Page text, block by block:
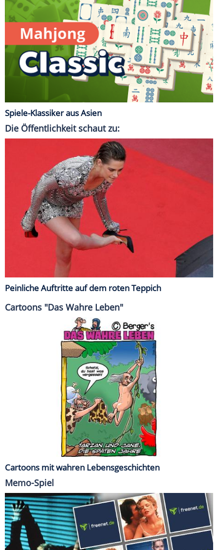
Spiele-Klassiker aus Asien
Die Öffentlichkeit schaut zu:
Peinliche Auftritte auf dem roten Teppich
Cartoons "Das Wahre Leben"
Cartoons mit wahren Lebensgeschichten
Memo-Spiel